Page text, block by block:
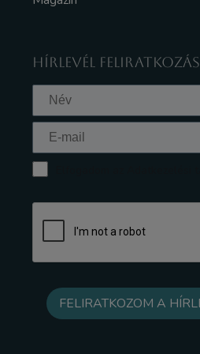
HÍRLEVÉL FELIRATKOZÁS